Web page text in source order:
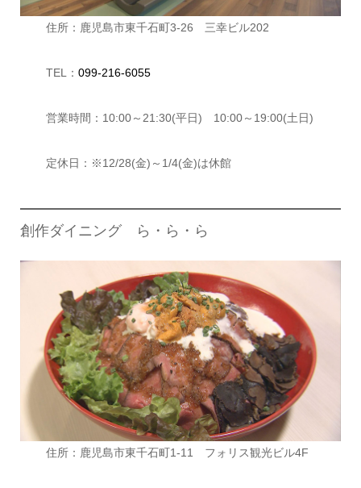
住所：鹿児島市東千石町3-26 三幸ビル202
TEL： 099-216-6055
営業時間：10:00～21:30(平日) 10:00～19:00(土日)
定休日：※12/28(金)～1/4(金)は休館
創作ダイニング ら・ら・ら
住所：鹿児島市東千石町1-11 フォリス観光ビル4F